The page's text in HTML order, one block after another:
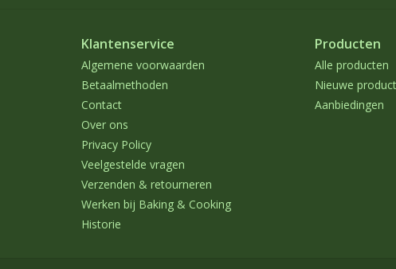
Klantenservice
Algemene voorwaarden
Betaalmethoden
Contact
Over ons
Privacy Policy
Veelgestelde vragen
Verzenden & retourneren
Werken bij Baking & Cooking
Historie
Producten
Alle producten
Nieuwe
Aanbiedingen